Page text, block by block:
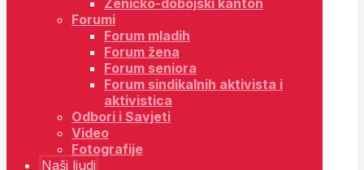
Zeničko-dobojski kanton
Forumi
Forum mladih
Forum žena
Forum seniora
Forum sindikalnih aktivista i
aktivistica
Odbori i Savjeti
Video
Fotografije
Naši ljudi